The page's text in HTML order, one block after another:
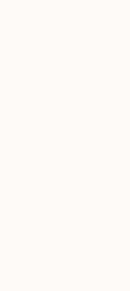
et à sa
les amateurs
?